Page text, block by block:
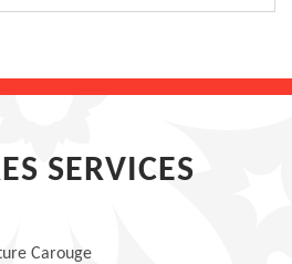
SERVICES
Carouge